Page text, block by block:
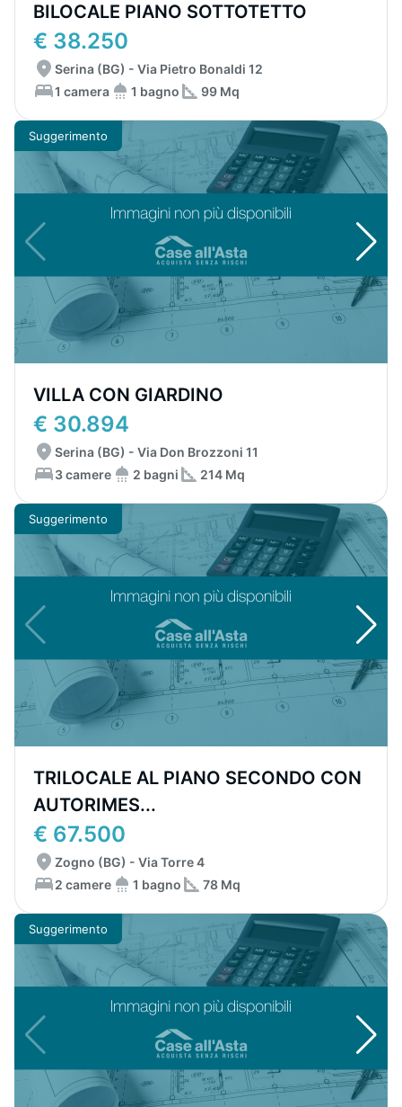
BILOCALE PIANO SOTTOTETTO
€ 38.250
Serina (BG) - Via Pietro Bonaldi 12
1 camera
1 bagno 99 Mq
Suggerimento
VILLA CON GIARDINO
€ 30.894
Serina (BG) - Via Don Brozzoni 11
3 camere
2 bagni 214 Mq
Suggerimento
TRILOCALE AL PIANO SECONDO CON
AUTORIMES...
€ 67.500
Zogno (BG) - Via Torre 4
2 camere
1 bagno 78 Mq
Suggerimento